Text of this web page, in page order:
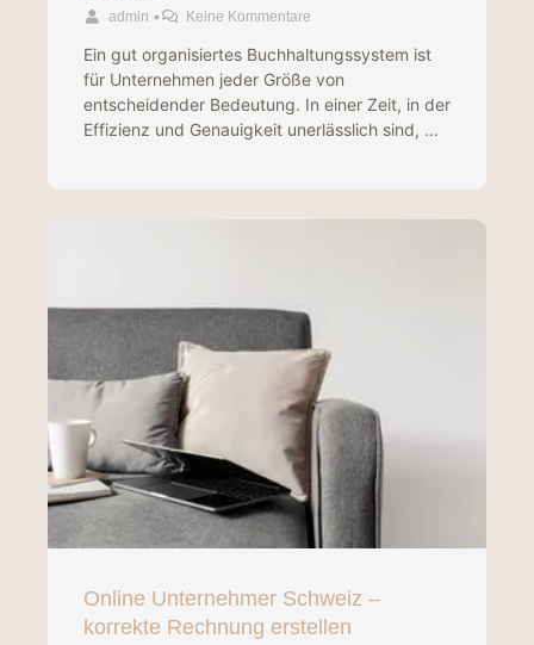
admin • Keine Kommentare
Ein gut organisiertes Buchhaltungssystem ist
für Unternehmen jeder Größe von
entscheidender Bedeutung. In einer Zeit, in der
Effizienz und Genauigkeit unerlässlich sind, …
Online Unternehmer Schweiz –
korrekte Rechnung erstellen